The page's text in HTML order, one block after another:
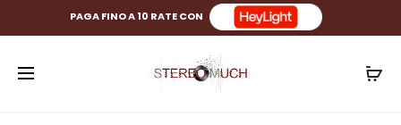
PAGA FINO A 10 RATE CON